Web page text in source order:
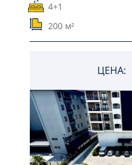
4+1
200 м²
ЦЕНА: